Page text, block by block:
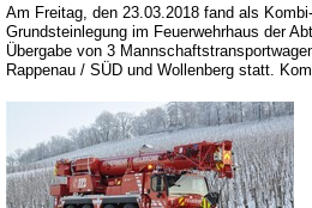
Am Freitag, den 23.03.2018 fand als
Grundsteinlegung im Feuerwehrhaus der
Übergabe von 3
Rappenau / SÜD und Wollenberg statt.